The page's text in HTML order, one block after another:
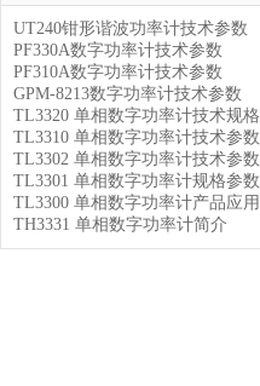
UT240钳形谐波功率计技术参数
PF330A数字功率计技术参数
PF310A数字功率计技术参数
GPM-8213数字功率计技术参数
TL3320 单相数字功率计技术规格
TL3310 单相数字功率计技术参数
TL3302 单相数字功率计技术参数
TL3301 单相数字功率计规格参数
TL3300 单相数字功率计产品应用
TH3331 单相数字功率计简介